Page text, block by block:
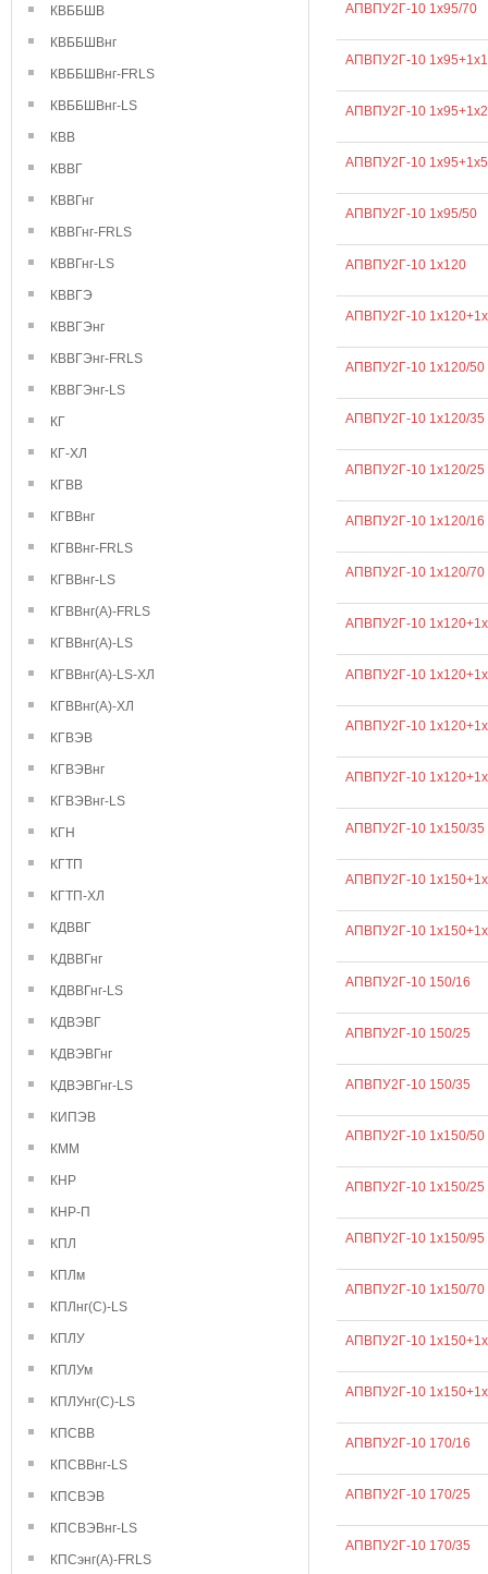
КВББШВ
КВББШВнг
КВББШВнг-FRLS
КВББШВнг-LS
КВВ
КВВГ
КВВГнг
КВВГнг-FRLS
КВВГнг-LS
КВВГЭ
КВВГЭнг
КВВГЭнг-FRLS
КВВГЭнг-LS
КГ
КГ-ХЛ
КГВВ
КГВВнг
КГВВнг-FRLS
КГВВнг-LS
КГВВнг(А)-FRLS
КГВВнг(А)-LS
КГВВнг(А)-LS-ХЛ
КГВВнг(А)-ХЛ
КГВЭВ
КГВЭВнг
КГВЭВнг-LS
КГН
КГТП
КГТП-ХЛ
КДВВГ
КДВВГнг
КДВВГнг-LS
КДВЭВГ
КДВЭВГнг
КДВЭВГнг-LS
КИПЭВ
КММ
КНР
КНР-П
КПЛ
КПЛм
КПЛнг(С)-LS
КПЛУ
КПЛУм
КПЛУнг(С)-LS
КПСВВ
КПСВВнг-LS
КПСВЭВ
КПСВЭВнг-LS
КПСэнг(А)-FRLS
АПВПУ2Г-10 1х95/70
АПВПУ2Г-10
АПВПУ2Г-10
АПВПУ2Г-10
АПВПУ2Г-10 1х95/50
АПВПУ2Г-10 1х120
АПВПУ2Г-10
АПВПУ2Г-10 1х120/50
АПВПУ2Г-10 1х120/35
АПВПУ2Г-10 1х120/25
АПВПУ2Г-10 1х120/16
АПВПУ2Г-10 1х120/70
АПВПУ2Г-10
АПВПУ2Г-10
АПВПУ2Г-10
АПВПУ2Г-10
АПВПУ2Г-10 1х150/35
АПВПУ2Г-10
АПВПУ2Г-10
АПВПУ2Г-10 150/16
АПВПУ2Г-10 150/25
АПВПУ2Г-10 150/35
АПВПУ2Г-10 1х150/50
АПВПУ2Г-10 1х150/25
АПВПУ2Г-10 1х150/95
АПВПУ2Г-10 1х150/70
АПВПУ2Г-10
АПВПУ2Г-10
АПВПУ2Г-10 170/16
АПВПУ2Г-10 170/25
АПВПУ2Г-10 170/35